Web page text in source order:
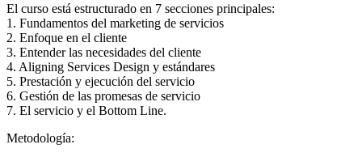
El curso está estructurado en 7 secciones principales:
1. Fundamentos del marketing de servicios
2. Enfoque en el cliente
3. Entender las necesidades del cliente
4. Aligning Services Design y estándares
5. Prestación y ejecución del servicio
6. Gestión de las promesas de servicio
7. El servicio y el Bottom Line.
Metodología: